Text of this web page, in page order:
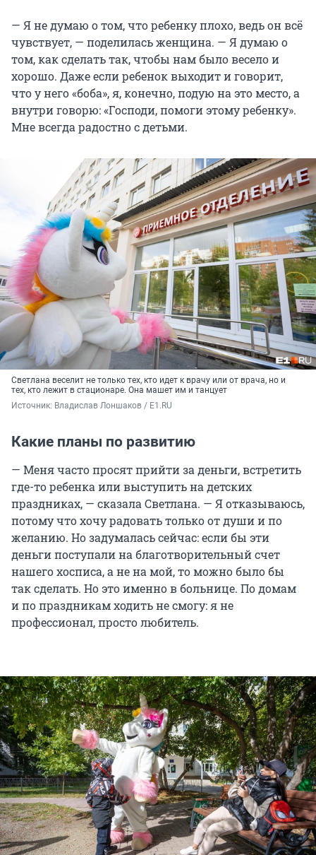
— Я не думаю о том, что ребенку плохо, ведь он всё
чувствует, — поделилась женщина. — Я думаю о
том, как сделать так, чтобы нам было весело и
хорошо. Даже если ребенок выходит и говорит,
что у него «боба», я, конечно, подую на это место, а
внутри говорю: «Господи, помоги этому ребенку».
Мне всегда радостно с детьми.
Светлана веселит не только тех, кто идет к врачу или от врача, но и
тех, кто лежит в стационаре. Она машет им и танцует
Источник: Владислав Лоншаков / E1.RU
Какие планы по развитию
— Меня часто просят прийти за деньги, встретить
где-то ребенка или выступить на детских
праздниках, — сказала Светлана. — Я отказываюсь,
потому что хочу радовать только от души и по
желанию. Но задумалась сейчас: если бы эти
деньги поступали на благотворительный счет
нашего хосписа, а не на мой, то можно было бы
так сделать. Но это именно в больнице. По домам
и по праздникам ходить не смогу: я не
профессионал, просто любитель.